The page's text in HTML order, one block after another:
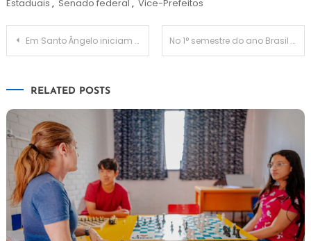
Estaduais , Senado federal , Vice-Prefeitos
Navegação
Em Santo Ângelo iniciam as definições sobre as convenções municipais No 1° semestre do ano Brasil relatou 187 episódios de violência política
RELATED POSTS